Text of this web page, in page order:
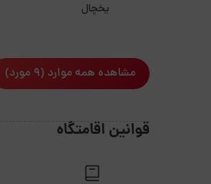
یخچال
مشاهده همه موارد (9 مورد)
قوانین اقامتگاه